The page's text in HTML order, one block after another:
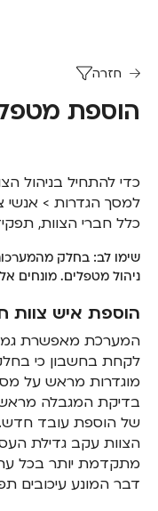
חזרה
הוספת
כדי להתחיל בניהול
למסך הגדרות > אנשי
כלל חברי הצוות,
שימו לב: בחלק
ניהול מטפלים. מונחים
הוספת איש צוות
המערכת מאפשרת
לקחת בחשבון כי
מוגדרות מראש על
בדיקת המגבלה
של הוספת עובד
הצוות עקב גדילת
מתקדמת יותר בכל
דבר המונע עיכובים